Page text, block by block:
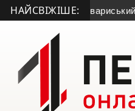
НАЙСВІЖІШЕ:товариський